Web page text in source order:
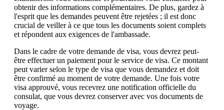
obtenir des informations complémentaires. De plus, gardez à
l'esprit que les demandes peuvent être rejetées ; il est donc
crucial de veiller à ce que tous les documents soient complets
et répondent aux exigences de l'ambassade.
Dans le cadre de votre demande de visa, vous devrez peut-
être effectuer un paiement pour le service de visa. Ce montant
peut varier selon le type de visa que vous demandez et doit
être confirmé au moment de votre demande. Une fois votre
visa approuvé, vous recevrez une notification officielle du
consulat, que vous devrez conserver avec vos documents de
voyage.